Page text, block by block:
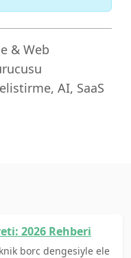
& Web
AI, SaaS
2026 Rehberi
borc dengesiyle ele